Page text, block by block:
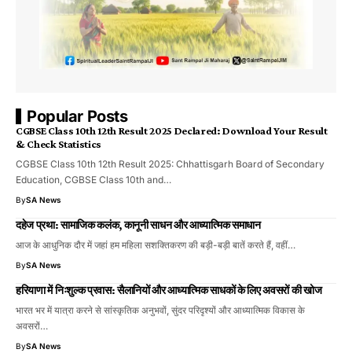
Popular Posts
CGBSE Class 10th 12th Result 2025 Declared: Download Your Result
& Check Statistics
CGBSE Class 10th 12th Result 2025: Chhattisgarh Board of Secondary
Education, CGBSE Class 10th and…
BySA News
दहेज प्रथा: सामाजिक कलंक, कानूनी साधन और आध्यात्मिक समाधान
आज के आधुनिक दौर में जहां हम महिला सशक्तिकरण की बड़ी-बड़ी बातें करते हैं, वहीं…
BySA News
हरियाणा में निःशुल्क प्रवास: सैलानियों और आध्यात्मिक साधकों के लिए अवसरों की खोज
भारत भर में यात्रा करने से सांस्कृतिक अनुभवों, सुंदर परिदृश्यों और आध्यात्मिक विकास के
अवसरों…
BySA News